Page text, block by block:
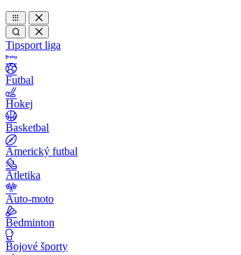
Tipsport liga
Futbal
Hokej
Basketbal
Americký futbal
Atletika
Auto-moto
Bedminton
Bojové športy